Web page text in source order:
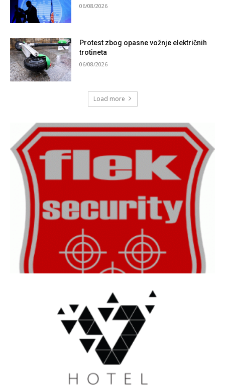
06/08/2026
Protest zbog opasne vožnje električnih
trotineta
06/08/2026
Load more